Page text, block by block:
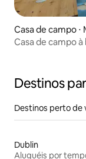
Casa de campo ⋅
Casa de campo
Destinos
Destinos perto de
Dublin
Aluguéis por